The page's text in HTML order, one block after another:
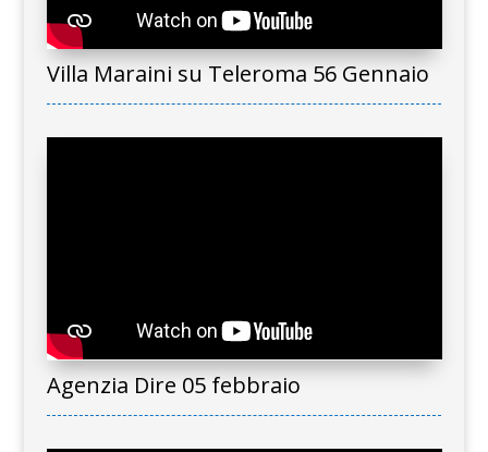
Villa Maraini su Teleroma 56 Gennaio
Agenzia Dire 05 febbraio